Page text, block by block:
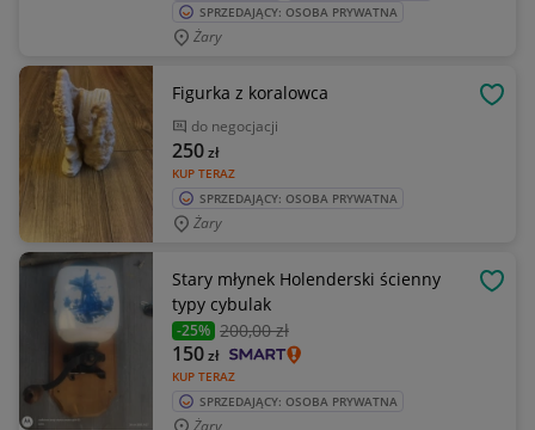
SPRZEDAJĄCY: OSOBA PRYWATNA
Żary
Figurka z koralowca
do negocjacji
KUP TERAZ
250zł
SPRZEDAJĄCY: OSOBA PRYWATNA
Żary
Stary młynek Holenderski ścienny
typy cybulak
-25% 200,00 zł
KUP TERAZ
150zł
SPRZEDAJĄCY: OSOBA PRYWATNA
Żary